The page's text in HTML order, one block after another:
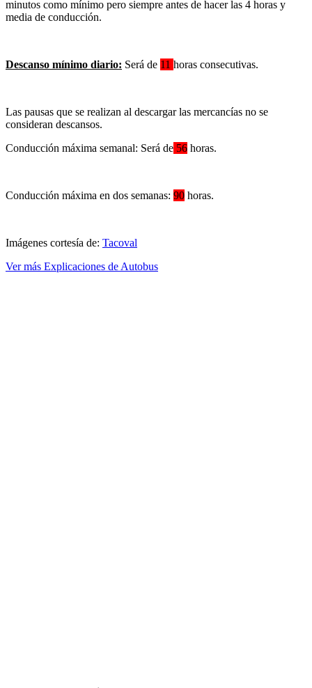
minutos como mínimo pero siempre antes de hacer las 4 horas y
media de conducción.
Descanso mínimo diario: Será de 11 horas consecutivas.
Las pausas que se realizan al descargar las mercancías no se
consideran descansos.
Conducción máxima semanal: Será de 56 horas.
Conducción máxima en dos semanas: 90 horas.
Imágenes cortesía de: Tacoval
Ver más Explicaciones de Autobus